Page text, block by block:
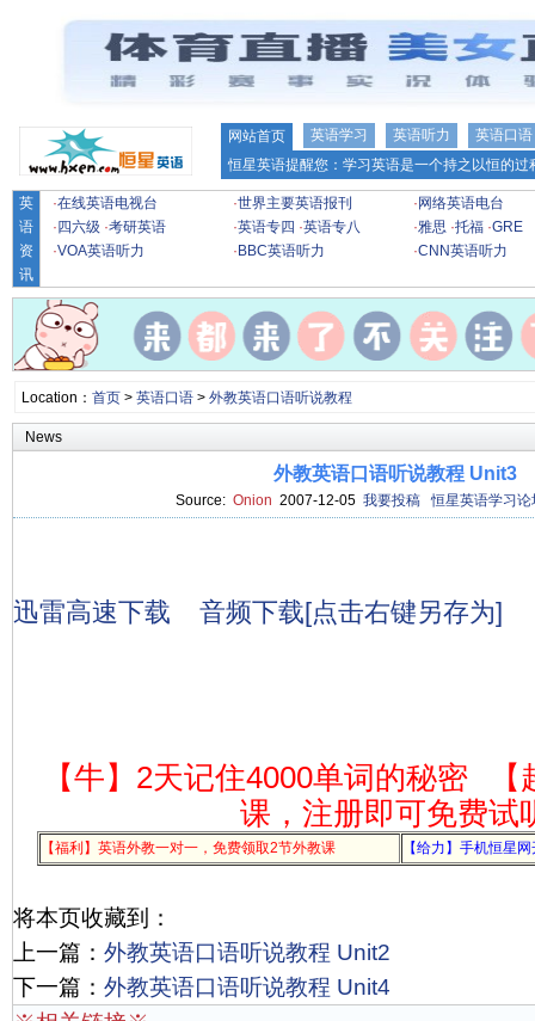
网站首页 英语学习 英语听力
英语口语
恒星英语提醒您：学习英语是一个持之以恒的
英
语
资
讯
·在线英语电视台 ·世界主要英语报刊 · 网络英语电台
· 四六级 ·考研英语 ·英语专四 ·英语专八 ·雅思 ·托福 ·GRE
·VOA英语听力 · BBC英语听力 ·CNN英语听力
Location： 首页> 英语口语> 外教英语口语听说教程
News
外教英语口语听说教程 Unit3
Source: Onion 2007-12-05 我要投稿 恒星英语学习论
迅雷高速下载 音频下载[点击右键另存为]
【牛】2天记住4000单词的秘密
课，注册即可免费试
【福利】英语外教一对一，免费领取2节外教课 【给力】手机恒星
将本页收藏到：
上一篇： 外教英语口语听说教程 Unit2
下一篇： 外教英语口语听说教程 Unit4